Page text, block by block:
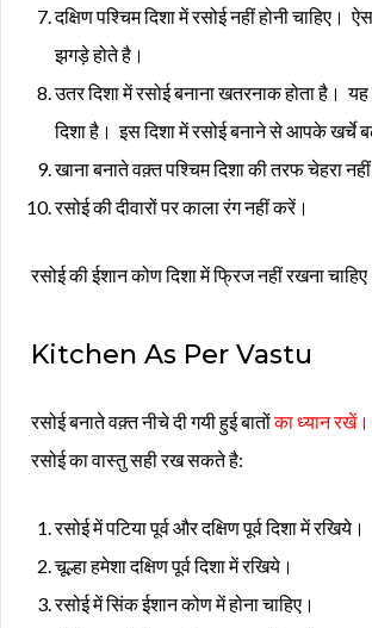
दक्षिण पश्चिम दिशा में रसोई नहीं होनी चाहिए।
झगड़े होते है।
उतर दिशा में रसोई बनाना खतरनाक होता है।
दिशा है। इस दिशा में रसोई बनाने से आपके खर्चे
खाना बनाते वक़्त पश्चिम दिशा की तरफ चेहरा
रसोई की दीवारों पर काला रंग नहीं करें।
रसोई की ईशान कोण दिशा में फ्रिज नहीं रखना
Kitchen As Per Vastu
रसोई बनाते वक़्त नीचे दी गयी हुई बातोंका ध्यान
रसोई का वास्तु सही रख सकते है:
रसोई में पटिया पूर्व और दक्षिण पूर्व दिशा में रखिये।
चूल्हा हमेशा दक्षिण पूर्व दिशा में रखिये।
रसोई में सिंक ईशान कोण में होना चाहिए।